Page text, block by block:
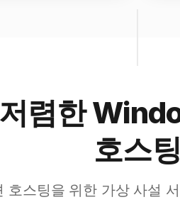
렴한
호스팅
호스팅을 위한 가상 사설